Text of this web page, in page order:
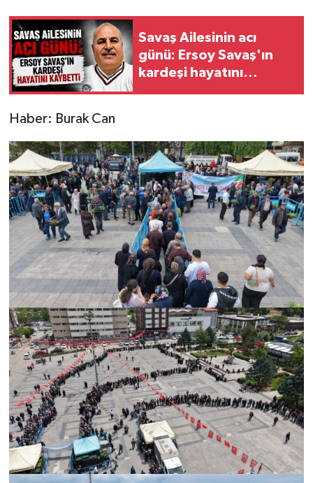
Savaş Ailesinin acı
günü: Ersoy Savaş'ın
kardeşi hayatını
Haber: Burak Can